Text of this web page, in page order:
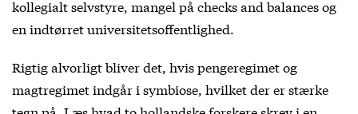
kollegialt selvstyre, mangel på checks and balances og
en indtørret universitetsoffentlighed.
Rigtig alvorligt bliver det, hvis pengeregimet og
magtregimet indgår i symbiose, hvilket der er stærke